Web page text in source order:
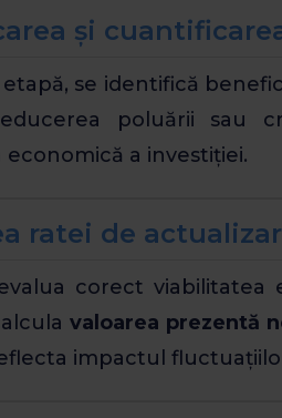
și
etapă, se identifică
poluării sau
economică a investiției.
ratei de
corect
valoarea prezentă
impactul